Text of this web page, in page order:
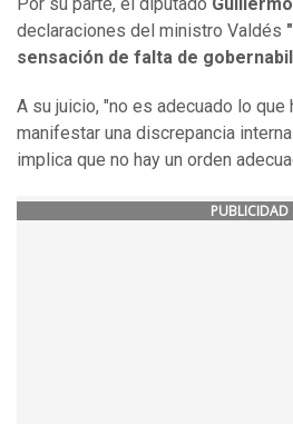
Por su parte, el diputado
declaraciones del ministro Valdés
sensación de falta de
A su juicio, "no es adecuado lo que
manifestar una discrepancia
implica que no hay un orden
PUBLICIDAD